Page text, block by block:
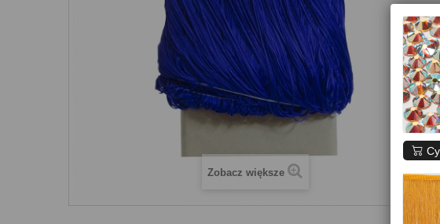
Zobacz większe